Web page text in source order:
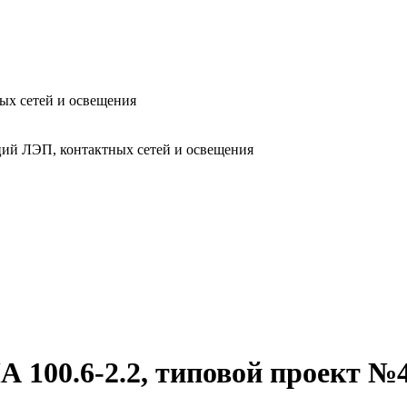
сетей и освещения
ЛЭП, контактных сетей и освещения
2.2, типовой проект